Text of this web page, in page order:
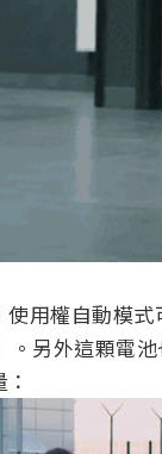
用權自動模
另外這顆電